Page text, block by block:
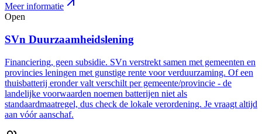
Meer informatie
Open
SVn Duurzaamheidslening
Financiering, geen subsidie. SVn verstrekt samen met gemeenten en
provincies leningen met gunstige rente voor verduurzaming. Of een
thuisbatterij eronder valt verschilt per gemeente/provincie - de
landelijke voorwaarden noemen batterijen niet als
standaardmaatregel, dus check de lokale verordening. Je vraagt altijd
aan vóór aanschaf.